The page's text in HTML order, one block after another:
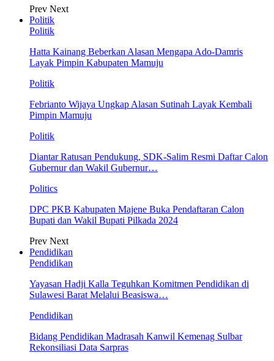
Prev Next
Politik
Politik
Hatta Kainang Beberkan Alasan Mengapa Ado-Damris
Layak Pimpin Kabupaten Mamuju
Politik
Febrianto Wijaya Ungkap Alasan Sutinah Layak Kembali
Pimpin Mamuju
Politik
Diantar Ratusan Pendukung, SDK-Salim Resmi Daftar Calon
Gubernur dan Wakil Gubernur…
Politics
DPC PKB Kabupaten Majene Buka Pendaftaran Calon
Bupati dan Wakil Bupati Pilkada 2024
Prev Next
Pendidikan
Pendidikan
Yayasan Hadji Kalla Teguhkan Komitmen Pendidikan di
Sulawesi Barat Melalui Beasiswa…
Pendidikan
Bidang Pendidikan Madrasah Kanwil Kemenag Sulbar
Rekonsiliasi Data Sarpras